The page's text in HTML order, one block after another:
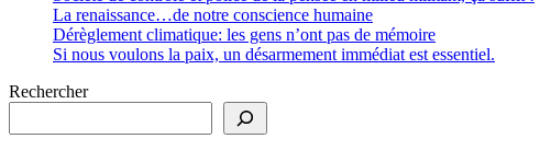
La renaissance…de notre conscience humaine
Dérèglement climatique: les gens n’ont pas de mémoire
Si nous voulons la paix, un désarmement immédiat est essentiel.
Rechercher